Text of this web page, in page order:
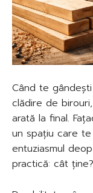
Când te
clădire de
arată la final.
un spațiu care
entuziasmul
practică: cât ține?